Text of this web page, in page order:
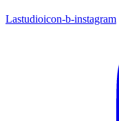
Lastudioicon-b-instagram